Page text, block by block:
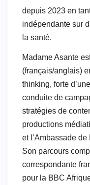
depuis 2023 en
indépendante sur
la santé.
Madame Asante
(français/anglais)
thinking, forte
conduite de
stratégies de
productions
et l’Ambassade
Son parcours
correspondante
pour la BBC